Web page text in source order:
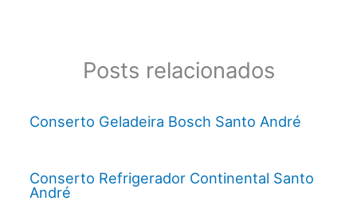
Posts relacionados
Conserto Geladeira Bosch Santo André
Conserto Refrigerador Continental Santo
André